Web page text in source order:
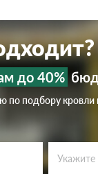
до 40%
по подбору кровли